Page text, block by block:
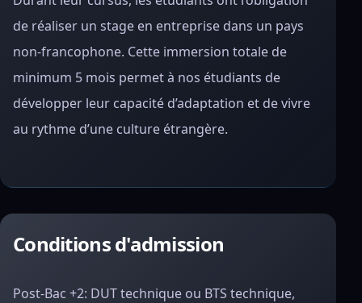
de réaliser un stage en entreprise dans un pays
non-francophone. Cette immersion totale de
minimum 5 mois permet à nos étudiants de
développer leur capacité d’adaptation et de vivre
au rythme d’une culture étrangère.
Conditions d'admission
Post-Bac +2: DUT technique ou BTS technique,